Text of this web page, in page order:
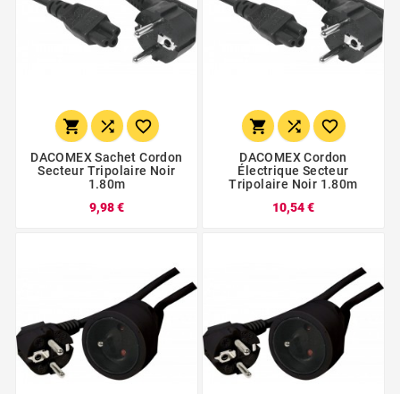
  
DACOMEX Sachet Cordon
Secteur Tripolaire Noir
1.80m
9,98 €
  
DACOMEX Cordon
Électrique Secteur
Tripolaire Noir 1.80m
10,54 €